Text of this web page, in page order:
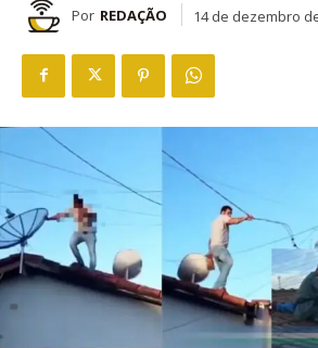
Por REDAÇÃO 14 de dezembro